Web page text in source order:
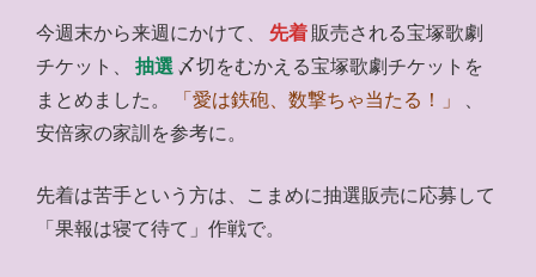
今週末から来週にかけて、 先着 販売される宝塚歌劇
チケット、
抽選 〆切をむかえる宝塚歌劇チケットを
まとめました。
「愛は鉄砲、数撃ちゃ当たる！」
、
安倍家の家訓を参考に。
先着は苦手という方は、こまめに抽選販売に応募して
「果報は寝て待て」作戦で。